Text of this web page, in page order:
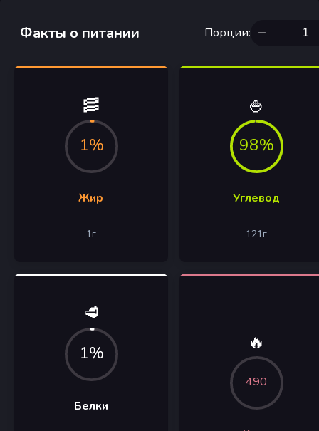
Факты о питании Порции:
🥓
1%
Жир
1г
🍚
98%
Углевод
121г
🥩
1%
Белки
🔥
490